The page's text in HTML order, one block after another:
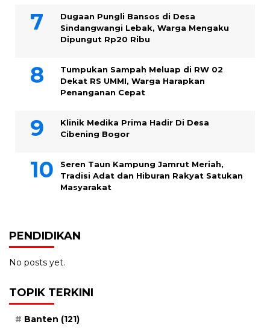
Dugaan Pungli Bansos di Desa
Sindangwangi Lebak, Warga Mengaku
Dipungut Rp20 Ribu
Tumpukan Sampah Meluap di RW 02
Dekat RS UMMI, Warga Harapkan
Penanganan Cepat
Klinik Medika Prima Hadir Di Desa
Cibening Bogor
Seren Taun Kampung Jamrut Meriah,
Tradisi Adat dan Hiburan Rakyat Satukan
Masyarakat
PENDIDIKAN
No posts yet.
TOPIK TERKINI
Banten (121)